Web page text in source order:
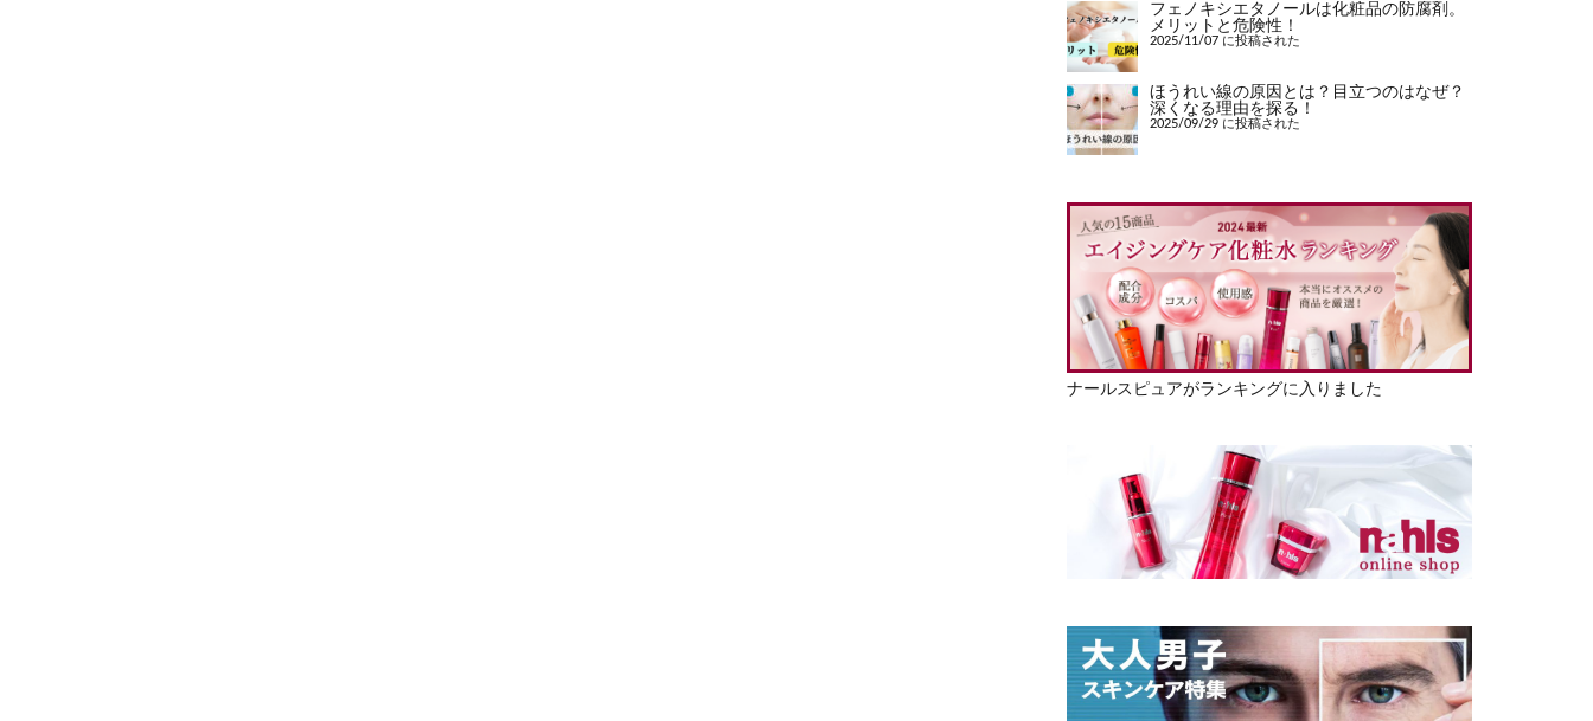
フェノキシエタノールは化粧品の防腐剤。
メリットと危険性！
2025/11/07 に投稿された
ほうれい線の原因とは？目立つのはなぜ？
深くなる理由を探る！
2025/09/29 に投稿された
ナールスピュアがランキングに入りました